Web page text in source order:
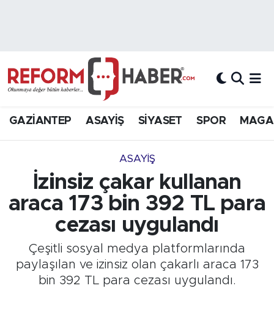
GAZİANTEP ASAYİŞ SİYASET SPOR
ASAYİŞ
İzinsiz çakar kullanan
araca 173 bin 392 TL para
cezası uygulandı
Çeşitli sosyal medya platformlarında
paylaşılan ve izinsiz olan çakarlı araca 173
bin 392 TL para cezası uygulandı.
Hava Durumu
Süper Lig Puan Durumu ve Fikstür
Tüm Manşetler
Son Dakika Haberleri
Haber Arşivi